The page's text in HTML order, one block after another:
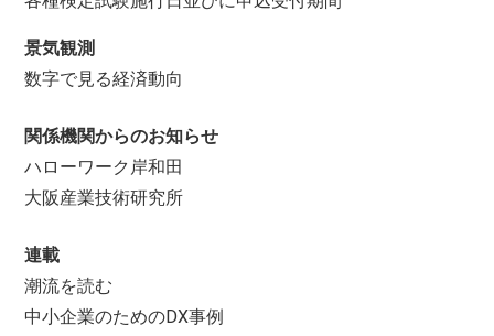
景気観測
数字で見る経済動向
関係機関からのお知らせ
ハローワーク岸和田
大阪産業技術研究所
連載
潮流を読む
中小企業のためのDX事例